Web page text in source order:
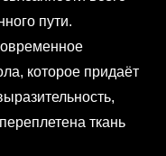
пути.
которое придаёт
ткань